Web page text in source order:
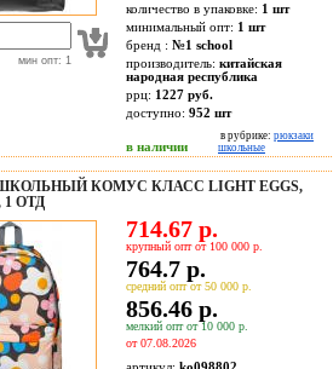
мин опт: 1
количество в упаковке: 1 шт
минимальный опт: 1 шт
бренд : №1 school
производитель: китайская
народная республика
ррц: 1227 руб.
доступно: 952 шт
в наличии
в рубрике: рюкзаки
школьные
КОМУС КЛАСС LIGHT EGGS,
ОТД
714.67 р.
крупный опт от 100 000 р.
764.7 р.
средний опт от 50 000 р.
856.46 р.
мелкий опт от 10 000 р.
от 07.08.2026